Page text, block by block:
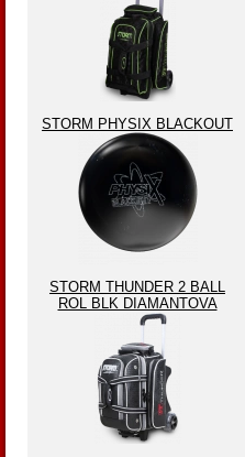
STORM PHYSIX BLACKOUT
STORM THUNDER 2 BALL
ROL BLK DIAMANTOVA